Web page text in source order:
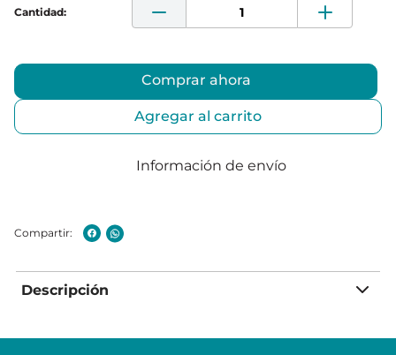
Comprar ahora
Agregar al carrito
Información de envío
Descripción